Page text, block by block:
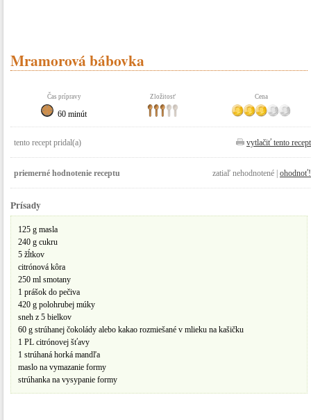
Mramorová bábovka
Čas prípravy Zložitosť Cena
60 minút
tento recept pridal(a) vytlačiť tento recept
priemerné hodnotenie receptu zatiaľ nehodnotené | ohodnoť!
Prísady
125 g masla
240 g cukru
5 žĺtkov
citrónová kôra
250 ml smotany
1 prášok do pečiva
420 g polohrubej múky
sneh z 5 bielkov
60 g strúhanej čokolády alebo kakao rozmiešané v mlieku na kašičku
1 PL citrónovej šťavy
1 strúhaná horká mandľa
maslo na vymazanie formy
strúhanka na vysypanie formy